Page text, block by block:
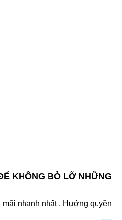
KHÔNG BỎ LỠ NHỮNG
mãi nhanh nhất . Hưởng quyền